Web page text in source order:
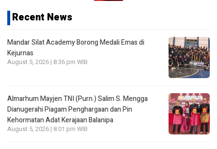
Recent News
Mandar Silat Academy Borong Medali Emas di
Kejurnas
August 5, 2026 | 8:36 pm WIB
Almarhum Mayjen TNI (Purn.) Salim S. Mengga
Dianugerahi Piagam Penghargaan dan Pin
Kehormatan Adat Kerajaan Balanipa
August 5, 2026 | 8:01 pm WIB